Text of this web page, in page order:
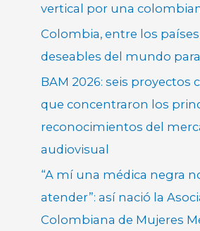
vertical por una
Colombia, entre los
deseables del mundo
BAM 2026: seis proyectos
que concentraron los
reconocimientos del
audiovisual
“A mí una médica negra
atender”: así nació la
Colombiana de Mujeres